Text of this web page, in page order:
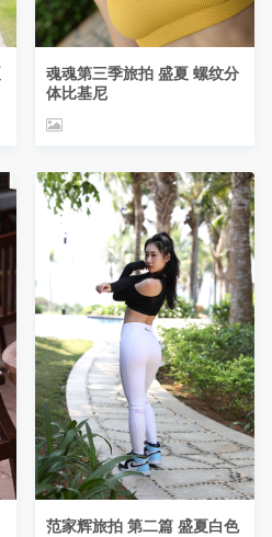
魂魂第三季旅拍 盛夏 螺纹分
体比基尼
范家辉旅拍 第二篇 盛夏白色